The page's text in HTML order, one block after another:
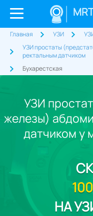
Главная УЗИ
УЗИ простаты
ректальным датчиком
Бухарестская
УЗИ
железы)
датчиком у
НА